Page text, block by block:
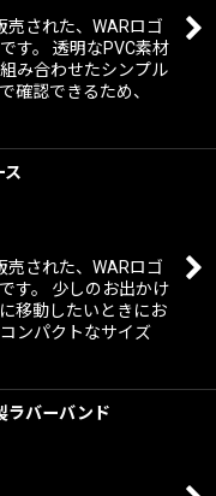
売された、WARロゴ
す。 透明なPVC素材
み合わせたシンプル
確認できるため、
ス
売された、WARロゴ
す。 少しのお出かけ
移動したいときにお
ンパクトなサイズ
ラバーバンド